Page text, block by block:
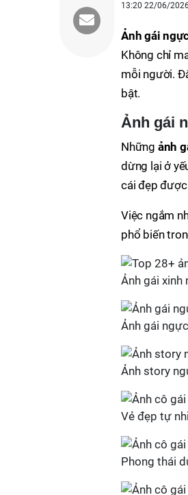
13:20 22/06/
Ảnh gái
Không chỉ
mỗi người.
bật.
Ảnh gái
Những ảnh
dừng lại ở
cái đẹp
Việc ngắm
phổ biến
Ảnh gái
Ảnh gái
Ảnh story
Vẻ đẹp tự
Phong thái